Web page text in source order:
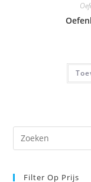
Filter Op Prijs